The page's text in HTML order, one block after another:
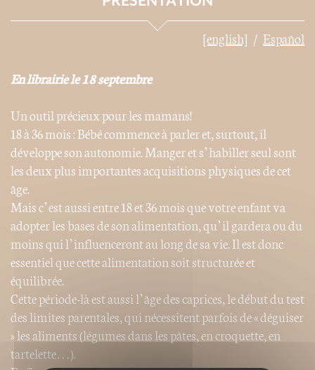
[english] Español
En librairie le 18 septembre
Un outil précieux pour les mamans!
18 à 36 mois : Bébé commence à parler et, surtout, il
développe son autonomie. Manger et s’habiller seul sont
les deux plus importantes acquisitions physiques de cet
âge.
Mais c’est aussi entre 18 et 36 mois que votre enfant va
adopter les bases de son alimentation, qu’il gardera ou du
moins qui l’influenceront au long de sa vie. Il est donc
essentiel que cette alimentation soit structurée et
équilibrée.
Cette période-là est aussi l’âge des caprices, le début du test
des limites parentales, qui nécessitent parfois de « déguiser
» les aliments (légumes dans les pâtes, en croquette, en
tartelette…).